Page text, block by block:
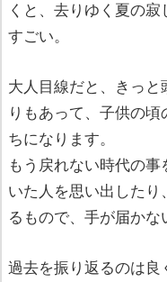
くと、去りゆく夏の
すごい。
大人目線だと、きっ
りもあって、子供の
ちになります。
もう戻れない時代の
いた人を思い出した
るもので、手が届かな
過去を振り返るのは良